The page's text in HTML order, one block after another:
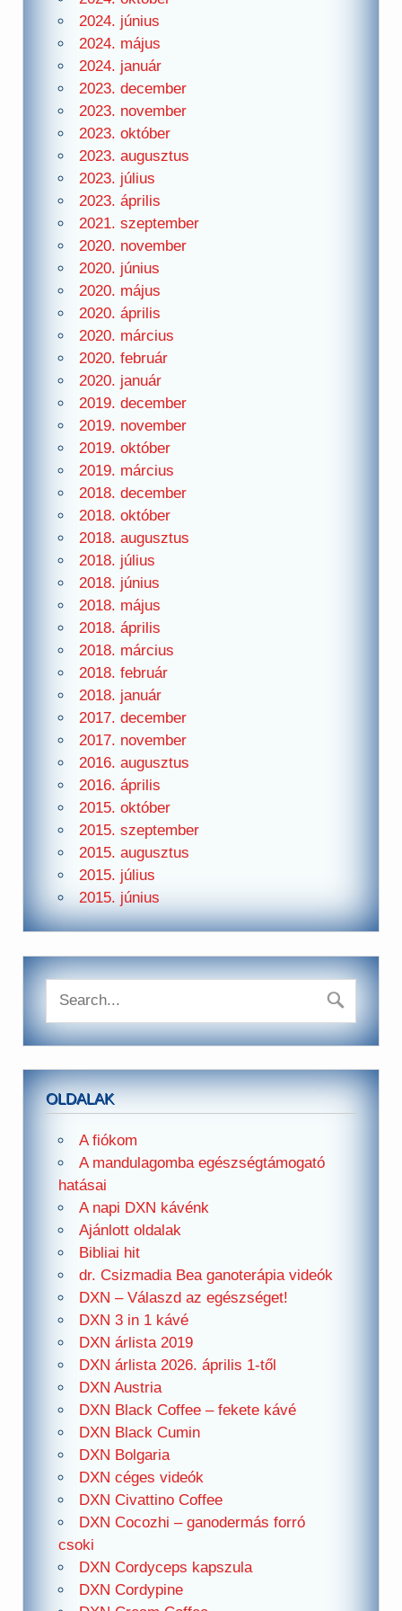
2024. június
2024. május
2024. január
2023. december
2023. november
2023. október
2023. augusztus
2023. július
2023. április
2021. szeptember
2020. november
2020. június
2020. május
2020. április
2020. március
2020. február
2020. január
2019. december
2019. november
2019. október
2019. március
2018. december
2018. október
2018. augusztus
2018. július
2018. június
2018. május
2018. április
2018. március
2018. február
2018. január
2017. december
2017. november
2016. augusztus
2016. április
2015. október
2015. szeptember
2015. augusztus
2015. július
2015. június
OLDALAK
A fiókom
A mandulagomba egészségtámogató
hatásai
A napi DXN kávénk
Ajánlott oldalak
Bibliai hit
dr. Csizmadia Bea ganoterápia videók
DXN – Válaszd az egészséget!
DXN 3 in 1 kávé
DXN árlista 2019
DXN árlista 2026. április 1-től
DXN Austria
DXN Black Coffee – fekete kávé
DXN Black Cumin
DXN Bolgaria
DXN céges videók
DXN Civattino Coffee
DXN Cocozhi – ganodermás forró
csoki
DXN Cordyceps kapszula
DXN Cordypine